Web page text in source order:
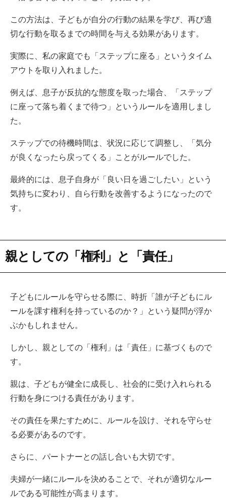
この方法は、子どもが自分の行動の結果を学び、再び適
切な行動を取るまでの時間を与える効果があります。
実際に、私の家庭でも「ステップに座る」というタイム
アウトを取り入れました。
例えば、息子が反抗的な態度を取った場合、「ステップ
に座って落ち着くまで待つ」というルールを適用しまし
た。
ステップでの待機時間は、状況に応じて調整し、「気分
が良くなったら戻ってくる」ことがルールでした。
最終的には、息子自身が「良い日を過ごしたい」という
気持ちに変わり、自ら行動を改善するようになったので
す。
親としての「権利」と「責任」
子どもにルールを守らせる際に、時折「誰が子どもにル
ールを課す権利を持っているのか？」という疑問が浮か
ぶかもしれません。
しかし、親としての「権利」は「責任」に基づくもので
す。
親は、子どもが健全に成長し、社会的に受け入れられる
行動を身につける責任があります。
その責任を果たすために、ルールを設け、それを守らせ
る必要があるのです。
さらに、パートナーとの話し合いも大切です。
夫婦が一緒にルールを決めることで、それが適切なルー
ルである可能性が高まります。